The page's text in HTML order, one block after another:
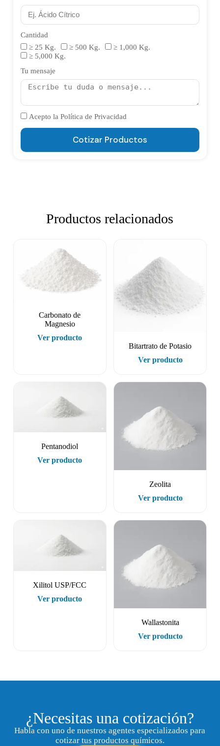
Cantidad
≥ 25 Kg.
≥ 500 Kg.
≥ 1,000 Kg.
≥ 5,000 Kg.
Tu mensaje
Acepto la Política de Privacidad
Cotizar Productos
Productos relacionados
Carbonato de
Magnesio
Ver producto
Bitartrato de Potasio
Ver producto
Pentanodiol
Ver producto
Zeolita
Ver producto
Xilitol USP/FCC
Ver producto
Wallastonita
Ver producto
¿Necesitas una cotización?
Habla con uno de nuestros agentes especializados para
cotizar tus productos químicos.